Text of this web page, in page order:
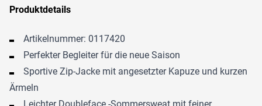
Produktdetails
Artikelnummer: 0117420
Perfekter Begleiter für die neue Saison
Sportive Zip-Jacke mit angesetzter Kapuze und kurzen
Ärmeln
Leichter Doubleface -Sommersweat mit feiner